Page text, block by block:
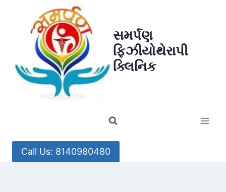
સમર્પણ
ફિઝીયોથેરાપી
ક્લિનિક
Call Us: 8140980480